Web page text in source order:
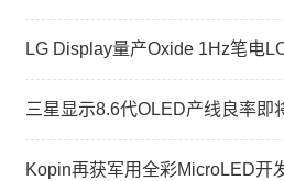
LG Display量产Oxide 1Hz笔电
三星显示8.6代OLED产线良率即
Kopin再获军用全彩MicroLED开